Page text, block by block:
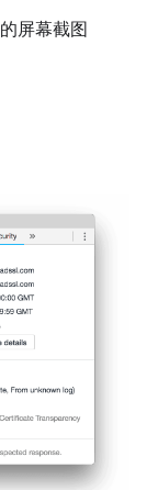
屏幕截图